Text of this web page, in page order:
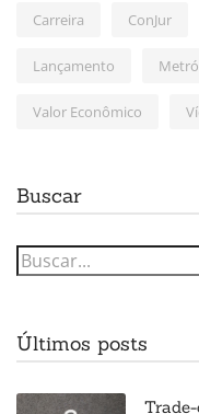
Carreira ConJur
Lançamento
Valor Econômico
Buscar
Últimos posts